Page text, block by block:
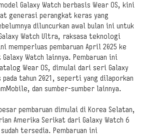
Galaxy Watch berbasis Wear OS, kini
generasi perangkat keras yang
diluncurkan awal bulan ini untuk
Watch Ultra, raksasa teknologi
memperluas pembaruan April 2025 ke
Watch lainnya. Pembaruan ini
Wear OS, dimulai dari seri Galaxy
tahun 2021, seperti yang dilaporkan
dan sumber-sumber lainnya.
pembaruan dimulai di Korea Selatan,
Amerika Serikat dari Galaxy Watch 6
sudah tersedia. Pembaruan ini